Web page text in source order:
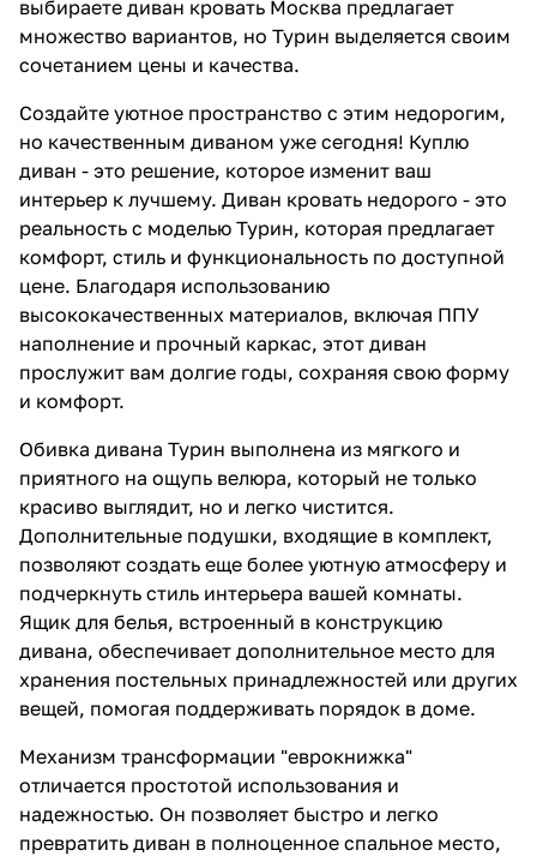
выбираете диван кровать Москва предлагает
множество вариантов, но Турин выделяется своим
сочетанием цены и качества.
Создайте уютное пространство с этим недорогим,
но качественным диваном уже сегодня! Куплю
диван - это решение, которое изменит ваш
интерьер к лучшему. Диван кровать недорого - это
реальность с моделью Турин, которая предлагает
комфорт, стиль и функциональность по доступной
цене. Благодаря использованию
высококачественных материалов, включая ППУ
наполнение и прочный каркас, этот диван
прослужит вам долгие годы, сохраняя свою форму
и комфорт.
Обивка дивана Турин выполнена из мягкого и
приятного на ощупь велюра, который не только
красиво выглядит, но и легко чистится.
Дополнительные подушки, входящие в комплект,
позволяют создать еще более уютную атмосферу и
подчеркнуть стиль интерьера вашей комнаты.
Ящик для белья, встроенный в конструкцию
дивана, обеспечивает дополнительное место для
хранения постельных принадлежностей или других
вещей, помогая поддерживать порядок в доме.
Механизм трансформации "еврокнижка"
отличается простотой использования и
надежностью. Он позволяет быстро и легко
превратить диван в полноценное спальное место,